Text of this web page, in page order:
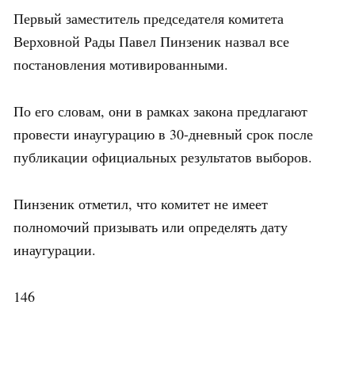
Первый заместитель председателя комитета
Верховной Рады Павел Пинзеник назвал все
постановления мотивированными.
По его словам, они в рамках закона предлагают
провести инаугурацию в 30-дневный срок после
публикации официальных результатов выборов.
Пинзеник отметил, что комитет не имеет
полномочий призывать или определять дату
инаугурации.
146